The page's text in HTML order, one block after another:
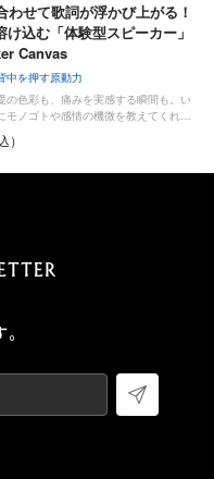
わせて歌詞が浮かび上がる！
け込む「体験型スピーカー」
Canvas
中を押す原動力
の色彩も、痛みを実感する瞬間も。い
モノゴトや感情の機微を教えてくれ…
）